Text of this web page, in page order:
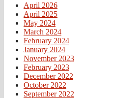
April 2026
April 2025
May 2024
March 2024
February 2024
January 2024
November 2023
February 2023
December 2022
October 2022
September 2022